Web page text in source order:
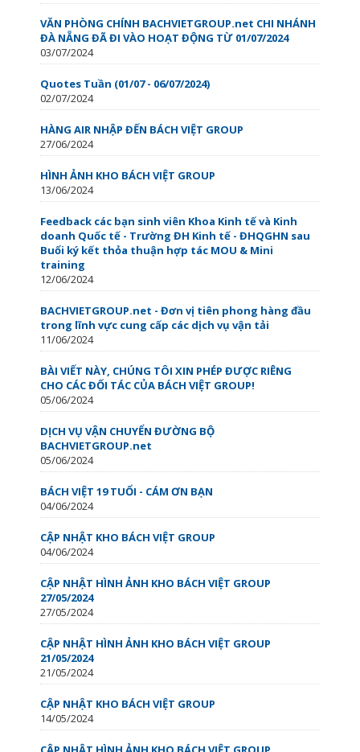
VĂN PHÒNG CHÍNH BACHVIETGROUP.net CHI NHÁNH
ĐÀ NẴNG ĐÃ ĐI VÀO HOẠT ĐỘNG TỪ 01/07/2024
03/07/2024
Quotes Tuần (01/07 - 06/07/2024)
02/07/2024
HÀNG AIR NHẬP ĐẾN BÁCH VIỆT GROUP
27/06/2024
HÌNH ẢNH KHO BÁCH VIỆT GROUP
13/06/2024
Feedback các bạn sinh viên Khoa Kinh tế và Kinh
doanh Quốc tế - Trường ĐH Kinh tế - ĐHQGHN sau
Buổi ký kết thỏa thuận hợp tác MOU & Mini
training
12/06/2024
BACHVIETGROUP.net - Đơn vị tiên phong hàng đầu
trong lĩnh vực cung cấp các dịch vụ vận tải
11/06/2024
BÀI VIẾT NÀY, CHÚNG TÔI XIN PHÉP ĐƯỢC RIÊNG
CHO CÁC ĐỐI TÁC CỦA BÁCH VIỆT GROUP!
05/06/2024
DỊCH VỤ VẬN CHUYỂN ĐƯỜNG BỘ
BACHVIETGROUP.net
05/06/2024
BÁCH VIỆT 19 TUỔI - CÁM ƠN BẠN
04/06/2024
CẬP NHẬT KHO BÁCH VIỆT GROUP
04/06/2024
CẬP NHẬT HÌNH ẢNH KHO BÁCH VIỆT GROUP
27/05/2024
27/05/2024
CẬP NHẬT HÌNH ẢNH KHO BÁCH VIỆT GROUP
21/05/2024
21/05/2024
CẬP NHẬT KHO BÁCH VIỆT GROUP
14/05/2024